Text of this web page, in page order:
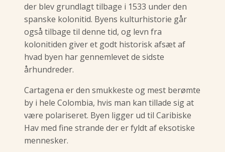
der blev grundlagt tilbage i 1533 under den
spanske kolonitid. Byens kulturhistorie går
også tilbage til denne tid, og levn fra
kolonitiden giver et godt historisk afsæt af
hvad byen har gennemlevet de sidste
århundreder.
Cartagena er den smukkeste og mest berømte
by i hele Colombia, hvis man kan tillade sig at
være polariseret. Byen ligger ud til Caribiske
Hav med fine strande der er fyldt af eksotiske
mennesker.